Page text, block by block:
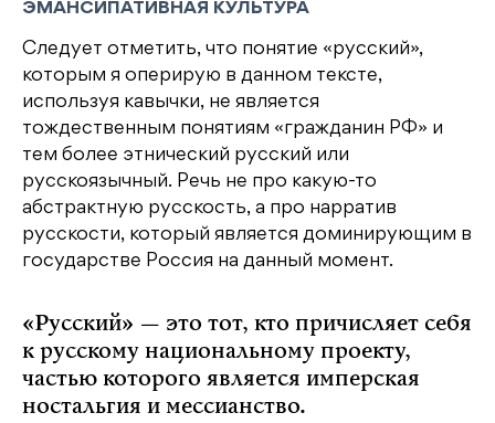
ЭМАНСИПАТИВНАЯ КУЛЬТУРА
Следует отметить, что понятие «русский»,
которым я оперирую в данном тексте,
используя кавычки, не является
тождественным понятиям «гражданин РФ» и
тем более этнический русский или
русскоязычный. Речь не про какую-то
абстрактную русскость, а про нарратив
русскости, который является доминирующим в
государстве Россия на данный момент.
«Русский» — это тот, кто причисляет себя
к русскому национальному проекту,
частью которого является имперская
ностальгия и мессианство.